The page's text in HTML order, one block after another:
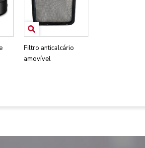
Filtro anticalcário
amovível